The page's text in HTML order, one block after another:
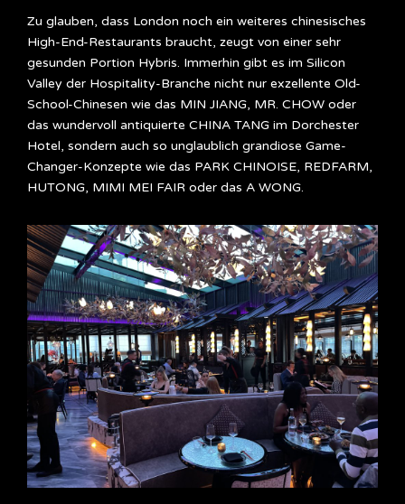
Zu glauben, dass London noch ein weiteres chinesisches
High-End-Restaurants braucht, zeugt von einer sehr
gesunden Portion Hybris. Immerhin gibt es im Silicon
Valley der Hospitality-Branche nicht nur exzellente Old-
School-Chinesen wie das MIN JIANG, MR. CHOW oder
das wundervoll antiquierte CHINA TANG im Dorchester
Hotel, sondern auch so unglaublich grandiose Game-
Changer-Konzepte wie das PARK CHINOISE, REDFARM,
HUTONG, MIMI MEI FAIR oder das A WONG.